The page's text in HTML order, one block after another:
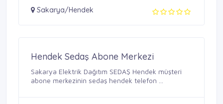
Sakarya/Hendek
Hendek Sedaş Abone Merkezi
Sakarya Elektrik Dağıtım SEDAŞ Hendek müşteri
abone merkezinin sedaş hendek telefon ...